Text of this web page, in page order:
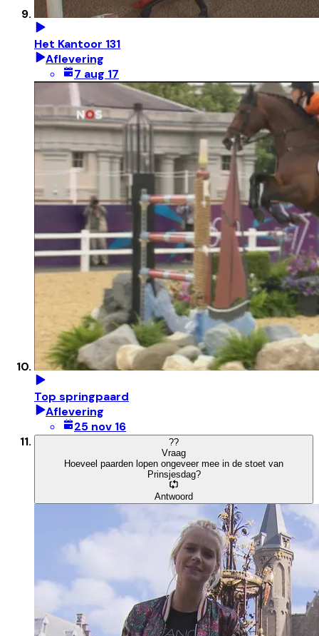
Het Kantoor 131
Aflevering
7 aug 17
Top springpaard
Aflevering
25 nov 16
??
Vraag
Hoeveel paarden lopen ongeveer mee in de stoet van
Prinsjesdag?
Antwoord